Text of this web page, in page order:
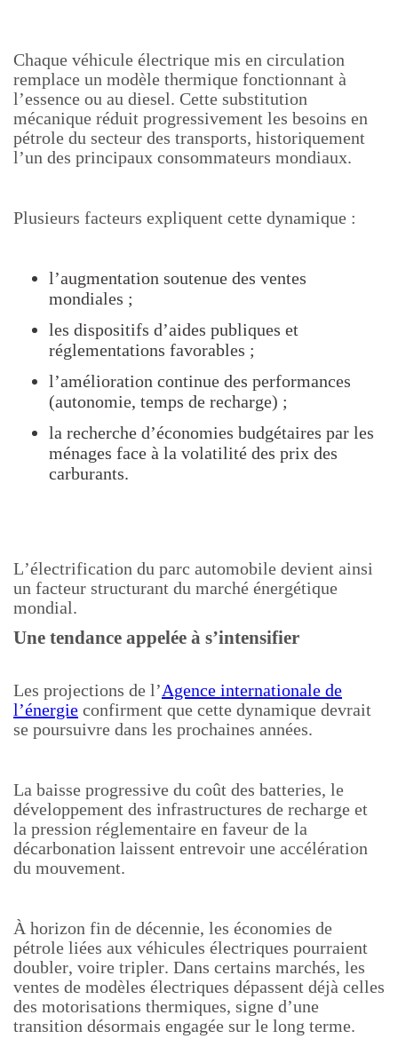
Chaque véhicule électrique mis en circulation
remplace un modèle thermique fonctionnant à
l’essence ou au diesel. Cette substitution
mécanique réduit progressivement les besoins en
pétrole du secteur des transports, historiquement
l’un des principaux consommateurs mondiaux.
Plusieurs facteurs expliquent cette dynamique :
l’augmentation soutenue des ventes
mondiales ;
les dispositifs d’aides publiques et
réglementations favorables ;
l’amélioration continue des performances
(autonomie, temps de recharge) ;
la recherche d’économies budgétaires par les
ménages face à la volatilité des prix des
carburants.
L’électrification du parc automobile devient ainsi
un facteur structurant du marché énergétique
mondial.
Une tendance appelée à s’intensifier
Les projections de l’Agence internationale de
l’énergie confirment que cette dynamique devrait
se poursuivre dans les prochaines années.
La baisse progressive du coût des batteries, le
développement des infrastructures de recharge et
la pression réglementaire en faveur de la
décarbonation laissent entrevoir une accélération
du mouvement.
À horizon fin de décennie, les économies de
pétrole liées aux véhicules électriques pourraient
doubler, voire tripler. Dans certains marchés, les
ventes de modèles électriques dépassent déjà celles
des motorisations thermiques, signe d’une
transition désormais engagée sur le long terme.